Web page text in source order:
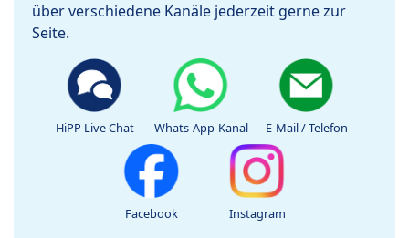
über verschiedene Kanäle jederzeit gerne zur
Seite.
HiPP Live Chat Whats-App-Kanal E-Mail / Telefon
Facebook Instagram